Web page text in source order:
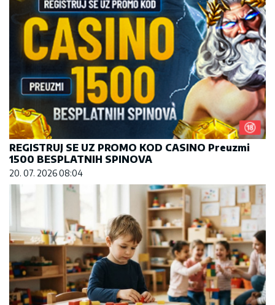
REGISTRUJ SE UZ PROMO KOD CASINO Preuzmi
1500 BESPLATNIH SPINOVA
20. 07. 2026 08:04